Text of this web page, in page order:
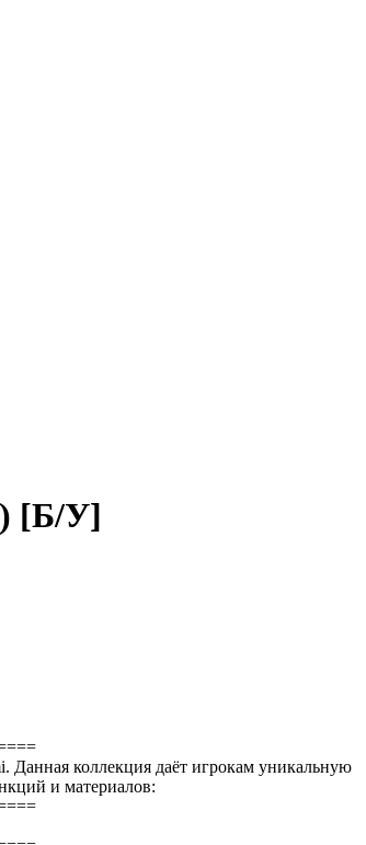
[Б/У]
Данная коллекция даёт игрокам уникальную
и материалов: